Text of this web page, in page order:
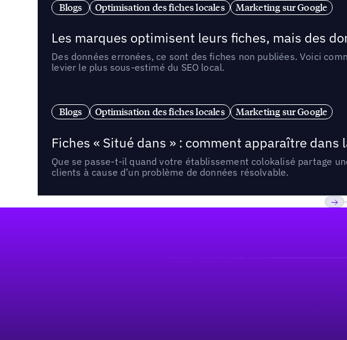
Blogs Optimisation des fiches locales Marketing sur Google
Les marques optimisent leurs fiches, mais des
Des données erronées, ce sont des fiches non publiées. Voici
levier le plus sous-estimé du SEO local.
Blogs Optimisation des fiches locales Marketing sur Google
Fiches « Situé dans » : comment apparaître
Que se passe-t-il quand votre établissement colokalisé partage
clients à cause d’un problème de données résolvable.